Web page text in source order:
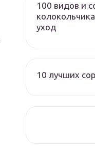
100 видов и
уход
10 лучших